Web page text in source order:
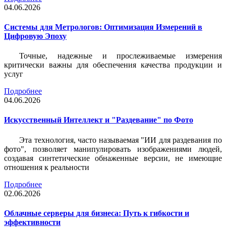
04.06.2026
Системы для Метрологов: Оптимизация Измерений в
Цифровую Эпоху
Точные, надежные и прослеживаемые измерения
критически важны для обеспечения качества продукции и
услуг
Подробнее
04.06.2026
Искусственный Интеллект и "Раздевание" по Фото
Эта технология, часто называемая "ИИ для раздевания по
фото", позволяет манипулировать изображениями людей,
создавая синтетические обнаженные версии, не имеющие
отношения к реальности
Подробнее
02.06.2026
Облачные серверы для бизнеса: Путь к гибкости и
эффективности